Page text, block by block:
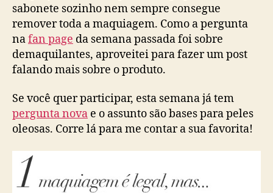
sabonete sozinho nem sempre consegue
remover toda a maquiagem. Como a pergunta
nafan page da semana passada foi sobre
demaquilantes, aproveitei para fazer um post
falando mais sobre o produto.
Se você quer participar, esta semana já tem
pergunta nova e o assunto são bases para peles
oleosas. Corre lá para me contar a sua favorita!